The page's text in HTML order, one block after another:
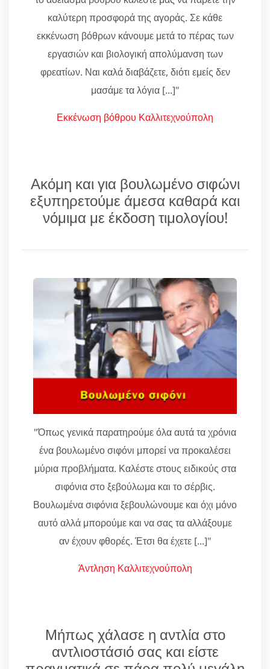
καλύτερη προσφορά της αγοράς. Σε κάθε
εκκένωση βόθρων κάνουμε μετά το πέρας των
εργασιών και βιολογική απολύμανση των
φρεατίων. Ναι καλά διαβάζετε, διότι εμείς δεν
μασάμε τα λόγια [...]"
Εκκένωση βόθρου Καλλιτεχνούπολη
Ακόμη και για βουλωμένο σιφώνι
εξυπηρετούμε άμεσα καθαρά και
νόμιμα με έκδοση τιμολογίου!
"Όπως γενικά παρατηρούμε όλα αυτά τα χρόνια
ένα βουλωμένο σιφόνι μπορεί να προκαλέσει
μύρια προβλήματα. Καλέστε στους ειδικούς στα
σιφόνια στο ξεβούλωμα και το σέρβις.
Βουλωμένα σιφόνια ξεβουλώνουμε και όχι μόνο
αυτό αλλά μπορούμε και να σας τα αλλάξουμε
αν έχουν φθορές. Έτσι θα έχετε [...]"
Άντληση Καλλιτεχνούπολη
Μήπως χάλασε η αντλία στο
αντλιοστάσιό σας και είστε